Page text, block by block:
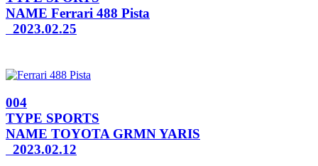
NAME Ferrari 488 Pista
2023.02.25
004
TYPE SPORTS
NAME TOYOTA GRMN YARIS
2023.02.12